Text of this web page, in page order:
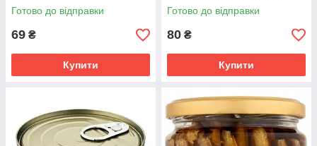
Готово до відправки
69 ₴
Купити
Готово до відправки
80 ₴
Купити